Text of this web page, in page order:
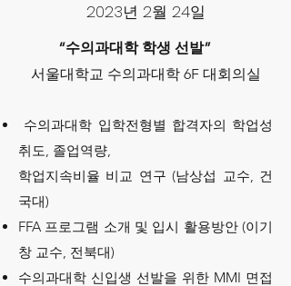
2023년 2월 24일
“수의과대학 학생 선발”
서울대학교 수의과대학 6F 대회의실
수의과대학 입학전형별 합격자의 학업성
취도, 졸업역량,
학업지속비율 비교 연구 (남상섭 교수, 건
국대)
FFA 프로그램 소개 및 입시 활용방안 (이기
창 교수, 전북대)
수의과대학 신입생 선발을 위한 MMI 면접